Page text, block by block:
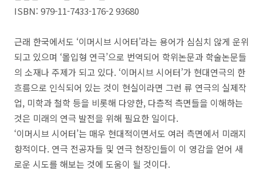
ISBN: 979-11-7433-176-2 93680
근래 한국에서도 ‘이머시브 시어터’라는 용어가 심심치 않게 운위
되고 있으며 ‘몰입형 연극’으로 번역되어 학위논문과 학술논문들
의 소재나 주제가 되고 있다. ‘이머시브 시어터’가 현대연극의 한
흐름으로 인식되어 있는 것이 현실이라면 그런 류 연극의 실제작
업, 미학과 철학 등을 비롯해 다양한, 다층적 측면들을 이해하는
것은 미래의 연극 발전을 위해 필요한 일이다.
‘이머시브 시어터’는 매우 현대적이면서도 여러 측면에서 미래지
향적이다. 연극 전공자들 및 연극 현장인들이 이 영감을 얻어 새
로운 시도를 해보는 것에 도움이 될 것이다.